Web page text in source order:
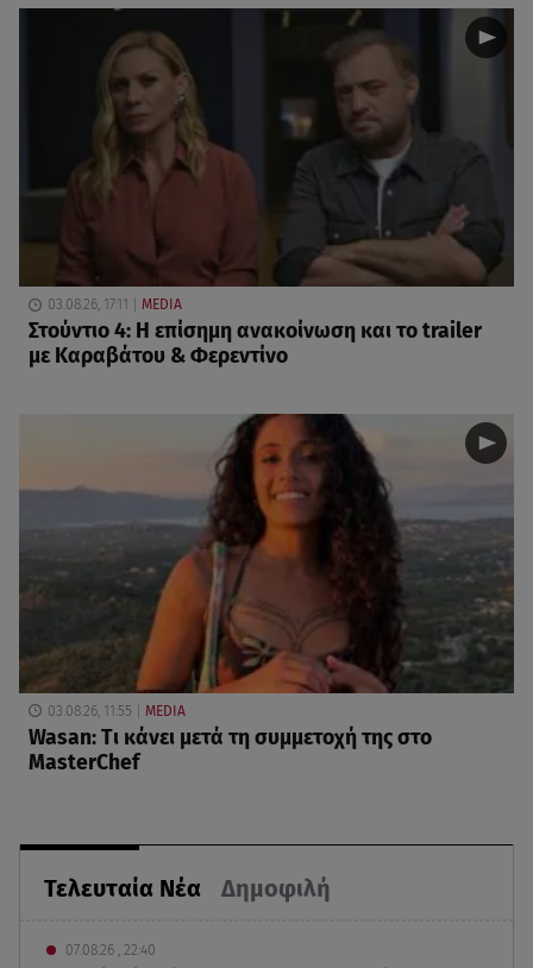
Τελευταία Νέα Δημοφιλή
07.08.26 , 22:40
03.08.26, 17:11 MEDIA
Στούντιο 4: Η επίσημη ανακοίνωση και το trailer
με Καραβάτου & Φερεντίνο
03.08.26, 11:55 MEDIA
Wasan: Tι κάνει μετά τη συμμετοχή της στο
MasterChef